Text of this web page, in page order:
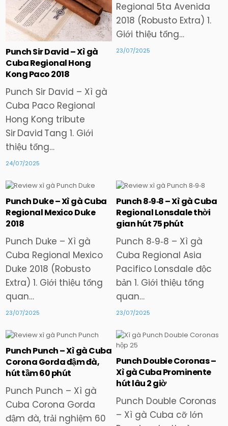
Punch Sir David – Xì gà
Cuba Regional Hong
Kong Paco 2018
Punch Sir David – Xì gà
Cuba Paco Regional
Hong Kong tribute
Sir David Tang 1. Giới
thiệu tổng…
24/07/2025
Regional 5ta Avenida
2018 (Robusto Extra) 1.
Giới thiệu tổng…
23/07/2025
Posted
Punch Duke – Xì gà Cuba
Regional Mexico Duke
2018
Punch Duke – Xì gà
Cuba Regional Mexico
Duke 2018 (Robusto
Extra) 1. Giới thiệu tổng
quan…
23/07/2025
Posted
in
Punch 8‑9‑8 – Xì gà Cuba
Regional Lonsdale thời
gian hút 75 phút
Punch 8‑9‑8 – Xì gà
Cuba Regional Asia
Pacifico Lonsdale độc
bản 1. Giới thiệu tổng
quan…
23/07/2025
Posted
in
Punch Punch – Xì gà Cuba
Corona Gorda đậm đà,
hút tầm 60 phút
Punch Punch – Xì gà
Cuba Corona Gorda
đậm đà, trải nghiệm 60
Posted
in
Punch Double Coronas –
Xì gà Cuba Prominente
hút lâu 2 giờ
Punch Double Coronas
– Xì gà Cuba cỡ lớn